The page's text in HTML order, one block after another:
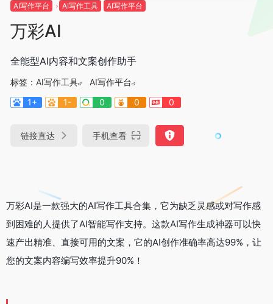
AI写作平台 AI写作工具 AI写作平台
万彩AI
全能型AI内容和文案创作助手
标签： AI写作工具
AI写作平台
1+
1- 0 0 0
链接直达 手机查看
万彩AI是一款强大的AI写作工具合集，它为缺乏灵感或对写作感
到困难的人提供了AI智能写作支持。这款AI写作生成神器可以快
速产出精准、直接可用的文案，它的AI创作准确率高达99%，让
您的文案内容编写效率提升90%！